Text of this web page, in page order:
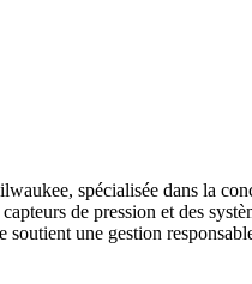
spécialisée dans la
de pression et des
une gestion